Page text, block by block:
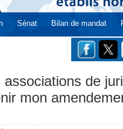
Sénat Bilan de mandat
de
mon